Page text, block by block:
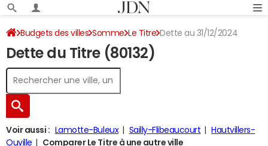
Budgets des villes Somme Le Titre Dette au 31/12/2024
Dette du Titre (80132)
Voir aussi : Lamotte-Buleux Sailly-Flibeaucourt
Hautvillers-
Ouville
Comparer Le Titre à une autre ville